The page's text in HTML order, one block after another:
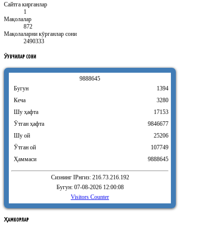
Сайтга кирганлар
1
Мақолалар
872
Мақолаларни кӯрганлар сони
2490333
ӮҚУВЧИЛАРСОНИ
9888645
Бугун
Кеча
Шу ҳафта
Ӯтган ҳафта
Шу ой
Ӯтган ой
Ҳаммаси
1394
3280
17153
9846677
25206
107749
9888645
Сизнинг IPнгиз: 216.73.216.192
Бугун: 07-08-2026 12:00:08
Visitors Counter
ҲАМКОРЛАР